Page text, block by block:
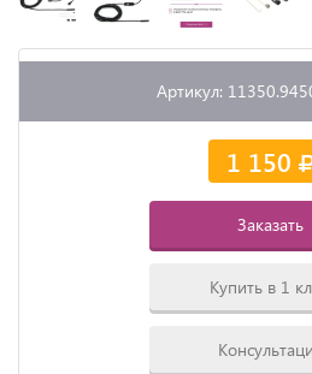
Артикул:
1 150
Заказать
Купить в 1